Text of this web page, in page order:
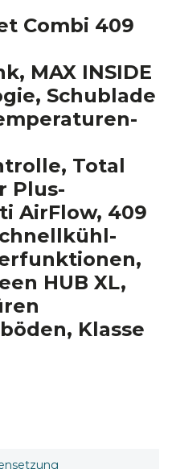
Combi 409
MAX INSIDE
Schublade
Total
Plus-
AirFlow, 409
HUB XL,
Klasse